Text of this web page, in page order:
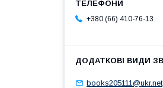
+380 (66) 410-76-13
books205111@ukr.net